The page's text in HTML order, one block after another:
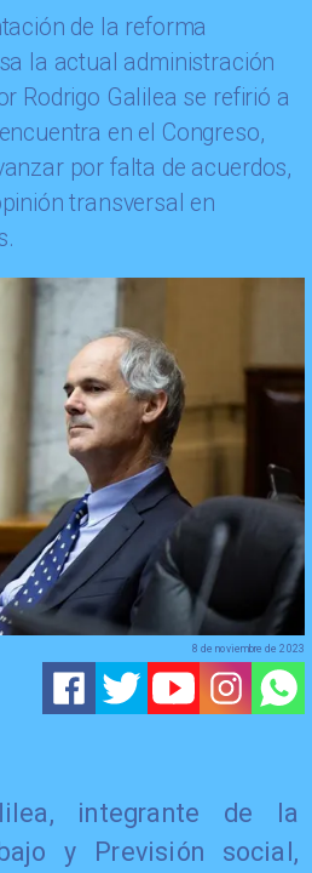
de la reforma
la actual administración
Rodrigo Galilea se refirió a
en el Congreso,
por falta de acuerdos,
transversal en
8 de noviembre de 2023
integrante de la
y Previsión social,